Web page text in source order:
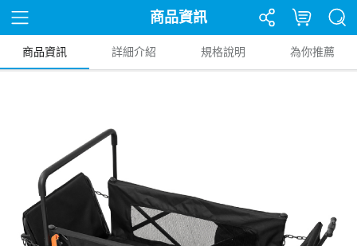
商品資訊
商品資訊 詳細介紹 規格說明 為你推薦